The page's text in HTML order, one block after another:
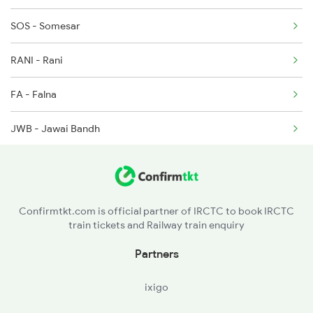
2475 Hsr Cbe Ac Spl
2476 Cbe Hsr Ac Exp
20495 Seat Availability
SOS - Somesar
RANI - Rani
FA - Falna
JWB - Jawai Bandh
Confirmtkt.com is official partner of IRCTC to book IRCTC
train tickets and Railway train enquiry
Partners
ixigo